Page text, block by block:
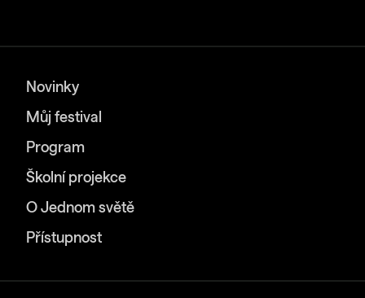
Novinky
Můj festival
Program
Školní projekce
O Jednom světě
Přístupnost